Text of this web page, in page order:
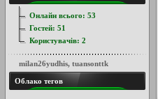
Онлайн всього: 53
Гостей: 51
Користувачів: 2
milan26yudhis, tuansonttk
Облако тегов